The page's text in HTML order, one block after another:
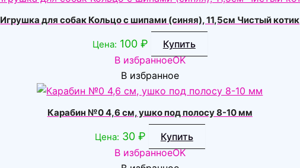
Игрушка для собак Кольцо с шипами (синяя), 11,5см Чистый котик
Цена: 100 ₽
Купить
В избранноеOK
В избранное
Карабин №0 4,6 см, ушко под полосу 8-10 мм
Цена: 30 ₽
Купить
В избранноеOK